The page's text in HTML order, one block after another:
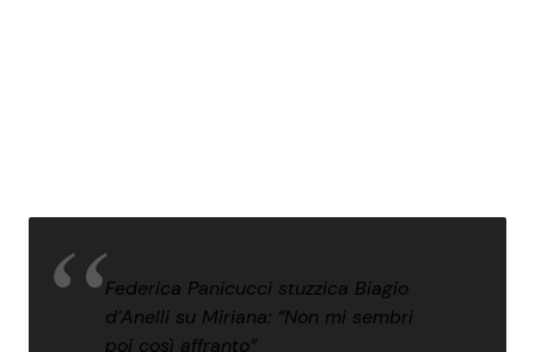
Federica Panicucci stuzzica Biagio
d’Anelli su Miriana: “Non mi sembri
poi così affranto”